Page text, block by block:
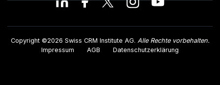
Copyright ©2026 Swiss CRM Institute AG. Alle Rechte vorbehalten.
Impressum
AGB Datenschutzerklärung